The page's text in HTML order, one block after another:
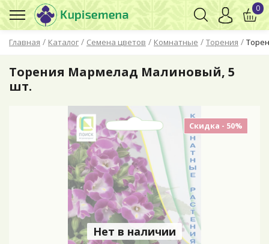
Главная / Каталог / Семена цветов / Комнатные / Торения /
0
Торения Мармелад Малиновый, 5
шт.
Скидка - 50%
Нет в наличии